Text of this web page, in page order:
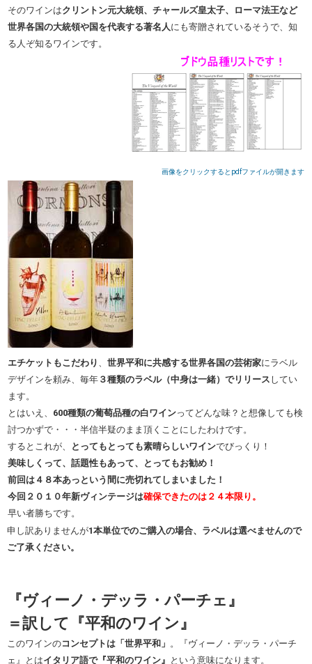
そのワインはクリントン元大統領、チャールズ皇太子、ローマ法王など
世界各国の大統領や国を代表する著名人にも寄贈されているそうで、知
る人ぞ知るワインです。
画像をクリックするとpdfファイルが開きます
エチケットもこだわり 、 世界平和に共感する世界各国の芸術家にラベル
デザインを頼み、毎年 ３種類のラベル（中身は一緒）でリリース してい
ます。
とはいえ、 600種類の葡萄品種の白ワインってどんな味？と想像しても検
討つかずで・・・半信半疑のまま頂くことにしたわけです。
するとこれが、
とってもとっても素晴らしいワインでびっくり！
美味しくって、話題性もあって、とってもお勧め！
前回は４８本あっという間に売切れてしまいました！
今回２０１０年新ヴィンテージは確保できたのは２４本限り。
早い者勝ちです。
申し訳ありませんが1本単位でのご購入の場合、ラベルは選べませんので
ご了承ください。
『ヴィーノ・デッラ・パーチェ』
＝訳して『平和のワイン』
このワインのコンセプトは「世界平和」 。『ヴィーノ・デッラ・パーチ
ェ』とはイタリア語で『平和のワイン』 という意味になります。